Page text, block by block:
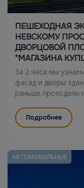
ПЕШЕХОДНАЯ
НЕВСКОМУ
ДВОРЦОВОЙ
"МАГАЗИНА
За 2 часа мы
фасад и дворы
раньше проходили
Подробнее
АВТОМОБИЛЬНЫЕ